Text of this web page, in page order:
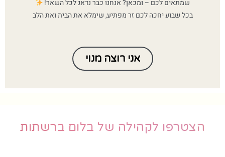
שמתאים לכם – ומכאן? אנחנו כבר נדאג לכל השאר!
בכל שבוע יחכה לכם זר מפתיע, שימלא את הבית ואת הלב
אני רוצה מנוי
הצטרפו לקהילה של בלום ברשתות